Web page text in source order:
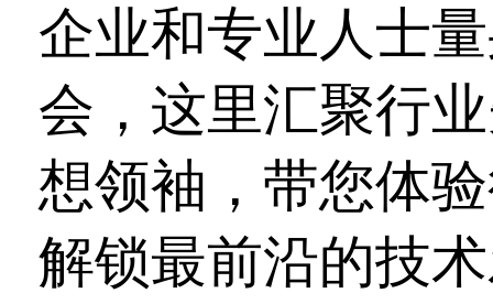
企业和专业人士
会，这里汇聚行
想领袖，带您体
解锁最前沿的技